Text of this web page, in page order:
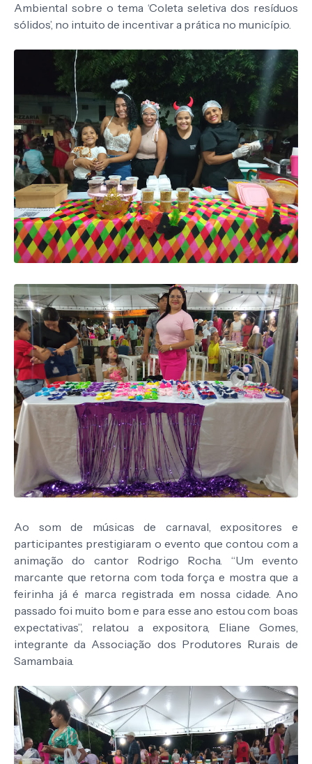
Ambiental sobre o tema ‘Coleta seletiva dos resíduos
sólidos’, no intuito de incentivar a prática no município.
Ao som de músicas de carnaval, expositores e
participantes prestigiaram o evento que contou com a
animação do cantor Rodrigo Rocha. “Um evento
marcante que retorna com toda força e mostra que a
feirinha já é marca registrada em nossa cidade. Ano
passado foi muito bom e para esse ano estou com boas
expectativas”, relatou a expositora, Eliane Gomes,
integrante da Associação dos Produtores Rurais de
Samambaia.